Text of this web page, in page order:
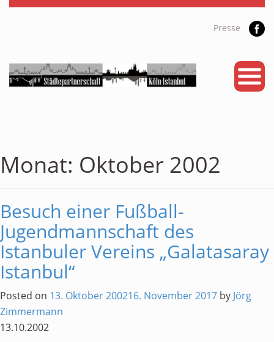
Presse
Monat: Oktober 2002
Besuch einer Fußball-
Jugendmannschaft des
Istanbuler Vereins „Galatasaray
Istanbul“
Posted on 13. Oktober 200216. November 2017 by Jörg
Zimmermann
13.10.2002
START
PARTNERSTADT
KALENDER
GALERIE
Videos
ÜBER UNS